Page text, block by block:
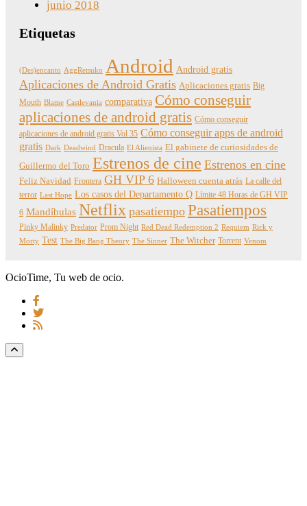
junio 2018
Etiquetas
(Des)encanto AggRetsuko Android Android gratis
Aplicaciones de Android Gratis Aplicaciones gratis Big
Mouth Blame Castlevania comparativa Cómo conseguir
aplicaciones de android gratis Cómo conseguir
aplicaciones de android gratis Vol 35 Cómo conseguir apps de android
gratis Dark Deadwind Dracula El Alienista El gabinete de curiosidades de
Guillermo del Toro Estrenos de cine Estrenos en cine
Feliz Navidad Frontera GH VIP 6 Halloween cuenta atrás La calle del
terror Last Hope Los casos del Departamento Q Límite 48 Horas de GH VIP
6 Mandíbulas Netflix pasatiempo Pasatiempos
Pinky Malinky Predator Prom Night Red Dead Redemption 2 Requiem Rick y
Morty Test The Big Bang Theory The Sinner The Witcher Torrent Venom
OcioTime, Tu web de ocio.